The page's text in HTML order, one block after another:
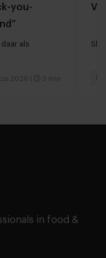
you-
als
2026 3 min
in food &